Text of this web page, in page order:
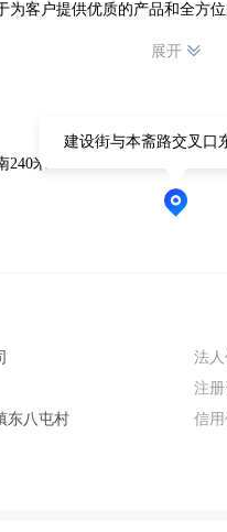
为客户提供优质的产品和全方
。未来，沧州菲宇建筑器材有
展开
240米
建设街与本斋路交叉口
东八屯村
法人
注册
信用